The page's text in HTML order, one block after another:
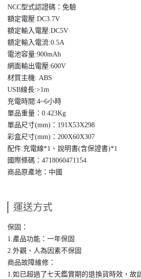
NCC型式認證碼：免驗
額定電壓:DC3.7V
額定輸入電壓:DC5V
額定輸入電流:0.5A
電池容量:900mAh
網面輸出電壓:600V
材質主機: ABS
USB線長:>1m
充電時間:4~6小時
單品重量：0.423Kg
單品尺寸(mm)：191X53X298
彩盒尺寸(mm)：200X60X307
配件:充電線*1、說明書(含保證書)*1
國際條碼：4718060471154
商品原產地：中國
運送方式
保固：
1.產品功能：一年保固
2.外觀、人為因素不保固
商品故障維修：
1.如已超過了七天鑑賞期的退換貨時效，故